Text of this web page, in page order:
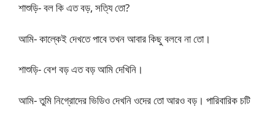
শাশুড়ি- বল কি এত বড়, সত্যি তো?
আমি- কাল্কেই দেখতে পাবে তখন আবার কিছু বলবে না তো।
শাশুড়ি- বেশ বড় এত বড় আমি দেখিনি।
আমি- তুমি নিগ্রোদের ভিডিও দেখনি ওদের তো আরও বড়। পারিবারিক চটি